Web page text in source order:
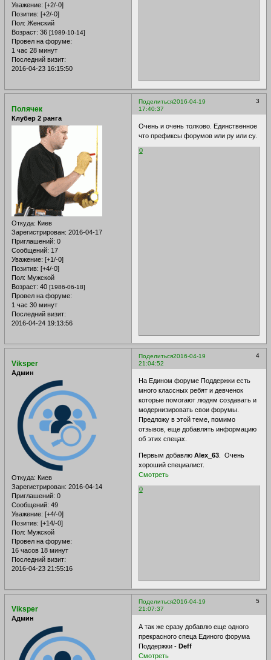
Уважение: [+2/-0]
Позитив: [+2/-0]
Пол: Женский
Возраст: 36 [1989-10-14]
Провел на форуме:
1 час 28 минут
Последний визит:
2016-04-23 16:15:50
Поделиться 3
2016-04-19
17:40:37
Полячек
Клубер 2 ранга
Откуда: Киев
Зарегистрирован: 2016-04-17
Приглашений: 0
Сообщений: 17
Уважение: [+1/-0]
Позитив: [+4/-0]
Пол: Мужской
Возраст: 40 [1986-06-18]
Провел на форуме:
1 час 30 минут
Последний визит:
2016-04-24 19:13:56
Очень и очень толково. Единственное
что префиксы форумов или ру или су.
0
Поделиться 4
2016-04-19
21:04:52
Viksper
Админ
Откуда: Киев
Зарегистрирован: 2016-04-14
Приглашений: 0
Сообщений: 49
Уважение: [+4/-0]
Позитив: [+14/-0]
Пол: Мужской
Провел на форуме:
16 часов 18 минут
Последний визит:
2016-04-23 21:55:16
На Едином форуме Поддержки есть
много классных ребят и девченок
которые помогают людям создавать и
модернизировать свои форумы.
Предложу в этой теме, помимо
отзывов, еще добавлять информацию
об этих спецах.
Первым добавлю Alex_63. Очень
хороший специалист.
Смотреть
0
Поделиться 5
2016-04-19
21:07:37
Viksper
Админ
А так же сразу добавлю еще одного
прекрасного спеца Единого форума
Поддержки - Deff
Смотреть